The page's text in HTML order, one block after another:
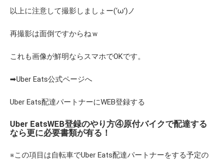
以上に注意して撮影しましょー(‘ω’)ノ
再撮影は面倒ですからねｗ
これも画像が鮮明ならスマホでOKです。
➡Uber Eats公式ページへ
Uber Eats配達パートナーにWEB登録する
Uber EatsWEB登録のやり方④原付バイクで配達する
なら更に必要書類が有る！
※この項目は自転車でUber Eats配達パートナーをする予定の